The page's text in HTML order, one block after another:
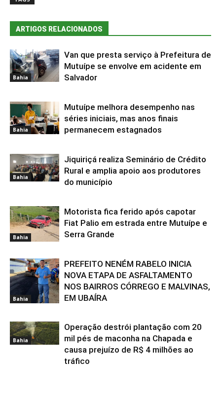
ARTIGOS RELACIONADOS
Bahia
Van que presta serviço à Prefeitura de
Mutuípe se envolve em acidente em
Salvador
Bahia
Mutuípe melhora desempenho nas
séries iniciais, mas anos finais
permanecem estagnados
Bahia
Jiquiriçá realiza Seminário de Crédito
Rural e amplia apoio aos produtores
do município
Bahia
Motorista fica ferido após capotar
Fiat Palio em estrada entre Mutuípe e
Serra Grande
Bahia
PREFEITO NENÉM RABELO INICIA
NOVA ETAPA DE ASFALTAMENTO
NOS BAIRROS CÓRREGO E MALVINAS,
EM UBAÍRA
Bahia
Operação destrói plantação com 20
mil pés de maconha na Chapada e
causa prejuízo de R$ 4 milhões ao
tráfico